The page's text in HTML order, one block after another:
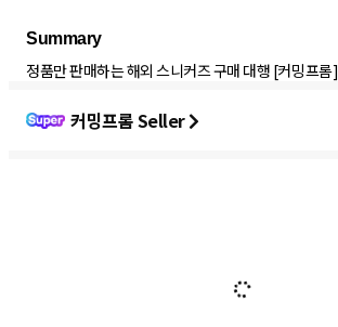
Summary
정품만 판매하는 해외 스니커즈 구매 대행 [커밍프롬]
커밍프롬 Seller